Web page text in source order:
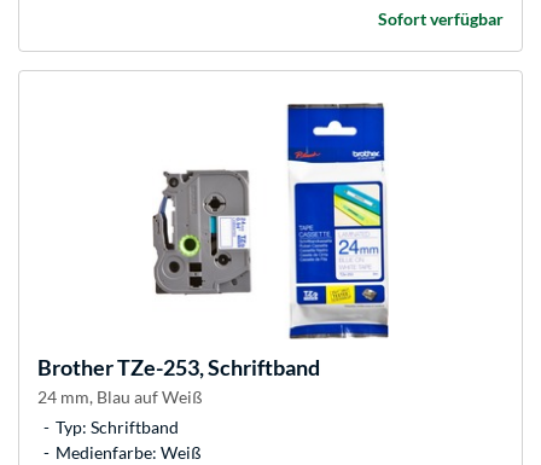
Sofort verfügbar
BrotherTZe-253, Schriftband
24 mm, Blau auf Weiß
Typ: Schriftband
Medienfarbe: Weiß